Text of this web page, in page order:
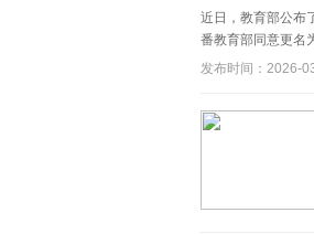
近日，教育部公布
番教育部同意更名
发布时间：2026-